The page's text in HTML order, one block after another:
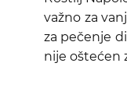
važno za
za pečenje
nije oštećen